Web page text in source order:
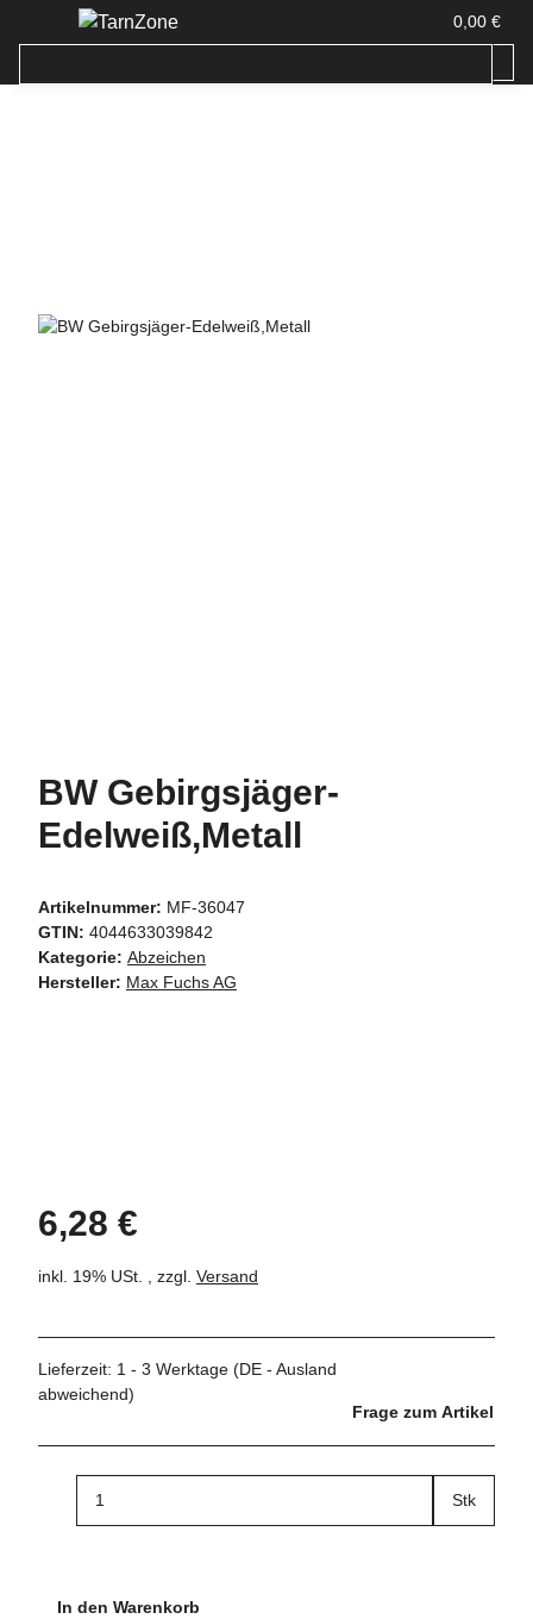
0,00 €
BW Gebirgsjäger-
Edelweiß,Metall
Artikelnummer: MF-36047
GTIN: 4044633039842
Kategorie: Abzeichen
Hersteller: Max Fuchs AG
6,28 €
inkl. 19% USt. , zzgl. Versand
Lieferzeit: 1 - 3 Werktage (DE - Ausland
abweichend)
Frage zum Artikel
Stk
In den Warenkorb